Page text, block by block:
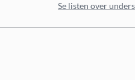
Se listen over